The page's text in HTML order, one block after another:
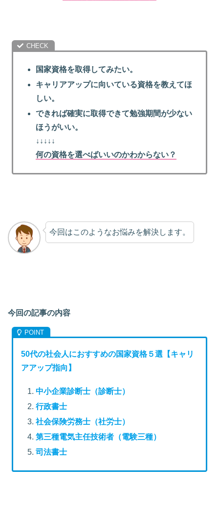
国家資格を取得してみたい。
キャリアアップに向いている資格を教えてほ
しい。
できれば確実に取得できて勉強期間が少ない
ほうがいい。
↓↓↓↓↓
何の資格を選べばいいのかわからない？
今回はこのようなお悩みを解決します。
今回の記事の内容
50代の社会人におすすめの国家資格５選【キャリ
アアップ指向】
中小企業診断士（診断士）
行政書士
社会保険労務士（社労士）
第三種電気主任技術者（電験三種）
司法書士